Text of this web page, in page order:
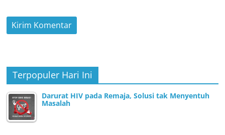
Terpopuler Hari Ini
Darurat HIV pada Remaja, Solusi tak Menyentuh
Masalah